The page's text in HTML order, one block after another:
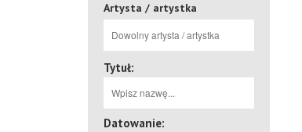
Artysta / artystka
Tytuł:
Datowanie: